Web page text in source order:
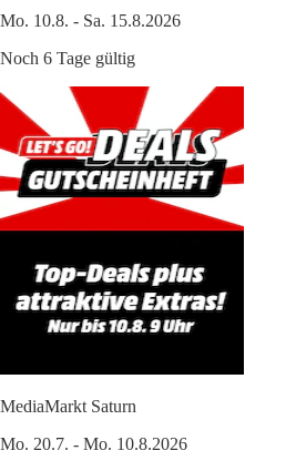
Mo. 10.8. - Sa. 15.8.2026
Noch 6 Tage gültig
MediaMarkt Saturn
Mo. 20.7. - Mo. 10.8.2026